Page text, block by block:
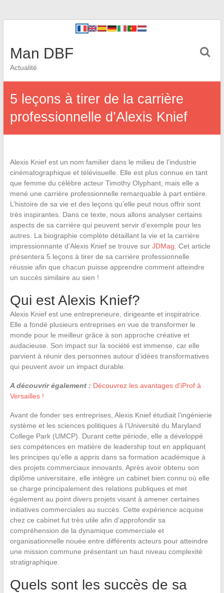
Man DBF
Actualité
5 leçons à tirer de la carrière
professionnelle d’Alexis Knief
Alexis Knief est un nom familier dans le milieu de l’industrie
cinématographique et télévisuelle. Elle est plus connue en tant
que femme du célèbre acteur Timothy Olyphant, mais elle a
mené une carrière professionnelle remarquable à part entière.
L’histoire de sa vie et des leçons qu’elle peut nous offrir sont
très inspirantes. Dans ce texte, nous allons analyser certains
aspects de sa carrière qui peuvent servir d’exemple pour les
autres. La biographie complète détaillant la vie et la carrière
impressionnante d’Alexis Knief se trouve sur JDMag . Cet article
présentera 5 leçons à tirer de sa carrière professionnelle
réussie afin que chacun puisse apprendre comment atteindre
un succès similaire au sien !
Qui est Alexis Knief?
Alexis Knief est une entrepreneure, dirigeante et inspiratrice.
Elle a fondé plusieurs entreprises en vue de transformer le
monde pour le meilleur grâce à son approche créative et
audacieuse. Son impact sur la société est immense, car elle
parvient à réunir des personnes autour d’idées transformatives
qui peuvent avoir un impact durable.
A découvrir également : Découvrez les avantages d'iProf à
Versailles !
Avant de fonder ses entreprises, Alexis Knief étudiait l’ingénierie
système et les sciences politiques à l’Université du Maryland
College Park (UMCP). Durant cette période, elle a développé
ses compétences en matière de leadership tout en appliquant
les principes qu’elle a appris dans sa formation académique à
des projets commerciaux innovants. Après avoir obtenu son
diplôme universitaire, elle intègre un cabinet bien connu où elle
se charge principalement des relations publiques et met
également au point divers projets visant à amener certaines
initiatives commerciales au succès. Cette expérience acquise
chez ce cabinet fut très utile afin d’approfondir sa
compréhension de la dynamique commerciale et
organisationnelle nouée entre différents acteurs pour atteindre
une mission commune présentant un haut niveau complexité
stratigraphique.
Quels sont les succès de sa